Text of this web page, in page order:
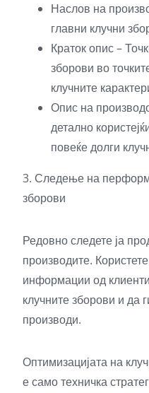
Наслов на
главни клучни
Краток опис –
зборови во
клучните
Опис на
детално
повеќе долги
3. Следење на
зборови
Редовно следете ја
производите.
информации од
клучните зборови и да
производи.
Оптимизацијата на
е само техничка